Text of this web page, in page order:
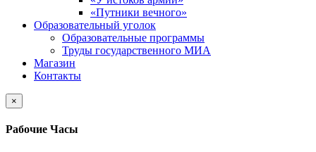
«Путники вечного»
Образовательный уголок
Образовательные программы
Труды государственного МИА
Магазин
Контакты
×
Рабочие Часы